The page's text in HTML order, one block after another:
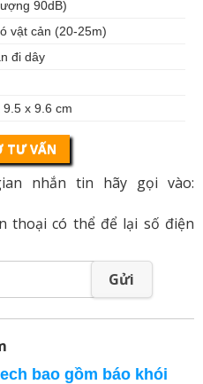
90dB)
vật cản (20-25m)
đi dây
x 9.6 cm
TƯ VẤN
nhắn tin hãy gọi vào:
thoại có thể để lại số điện
Gửi
bao gồm báo khói